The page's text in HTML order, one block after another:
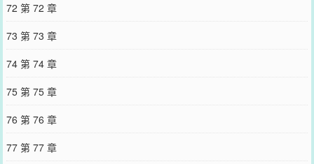
72 第 72 章
73 第 73 章
74 第 74 章
75 第 75 章
76 第 76 章
77 第 77 章